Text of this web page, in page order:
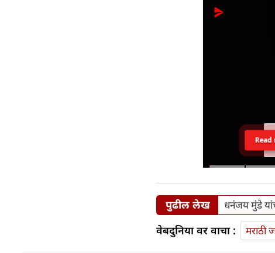
Read
पुढील लेख धनंजय मुंडे
वेबदुनिया वर वाचा : मराठी